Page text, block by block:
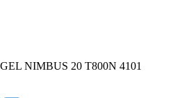
NIMBUS 20 T800N 4101